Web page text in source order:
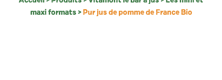
maxi formats> Pur jus de pomme de France Bio